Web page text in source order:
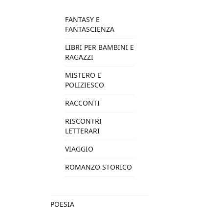
FANTASY E
FANTASCIENZA
LIBRI PER BAMBINI E
RAGAZZI
MISTERO E
POLIZIESCO
RACCONTI
RISCONTRI
LETTERARI
VIAGGIO
ROMANZO STORICO
POESIA